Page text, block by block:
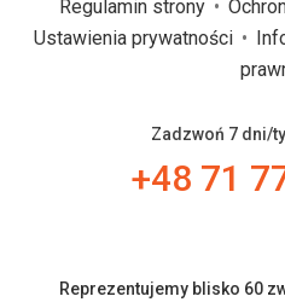
Regulamin strony
Ustawienia prywatności
Zadzwoń 7 dni/
+48 71
Reprezentujemy blisko 60